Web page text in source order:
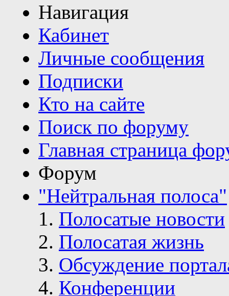
Навигация
Кабинет
Личные сообщения
Подписки
Кто на сайте
Поиск по форуму
Главная страница
Форум
"Нейтральная полоса"
Полосатые новости
Полосатая жизнь
Обсуждение
Конференции